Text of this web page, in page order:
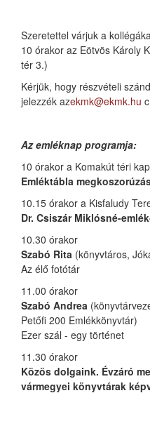
Szeretettel várjuk a
10 órakor az Eötvös Károly
tér 3.)
Kérjük, hogy részvételi
jelezzék azekmk@ekmk.hu
Az emléknap programja:
10 órakor a Komakút téri
Emléktábla
10.15 órakor a Kisfaludy
Dr. Csiszár Miklósné-
10.30 órakor
Szabó Rita (könyvtáros,
Az élő fotótár
11.00 órakor
Szabó Andrea
Petőfi 200 Emlékkönyvtár)
Ezer szál - egy történet
11.30 órakor
Közös dolgaink. Évzáró
vármegyei könyvtárak